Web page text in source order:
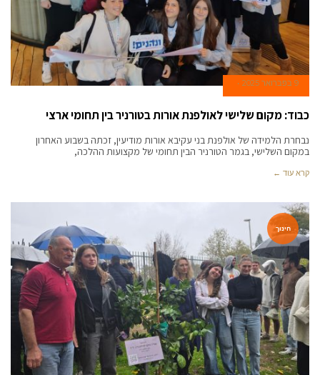
9 בפברואר 2025
כבוד: מקום שלישי לאולפנת אורות בטורניר בין תחומי ארצי
נבחרת הלמידה של אולפנת בני עקיבא אורות מודיעין, זכתה בשבוע האחרון
במקום השלישי, בגמר הטורניר הבין תחומי של מקצועות ההלכה,
קרא עוד ←
חינוך